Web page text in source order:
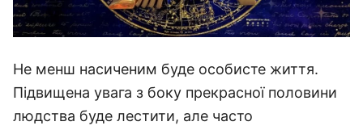
Не менш насиченим буде особисте життя.
Підвищена увага з боку прекрасної половини
людства буде лестити, але часто